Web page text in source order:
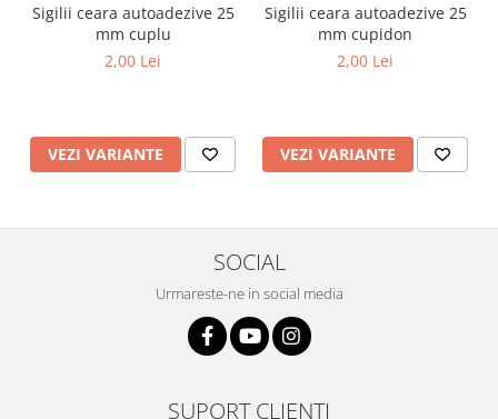
Sigilii ceara autoadezive 25
mm cuplu
2,00 Lei
VEZI VARIANTE
Sigilii ceara autoadezive 25
mm cupidon
2,00 Lei
VEZI VARIANTE
SOCIAL
Urmareste-ne in social media
SUPORT CLIENTI